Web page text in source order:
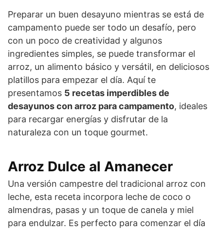
Preparar un buen desayuno mientras se está de
campamento puede ser todo un desafío, pero
con un poco de creatividad y algunos
ingredientes simples, se puede transformar el
arroz, un alimento básico y versátil, en deliciosos
platillos para empezar el día. Aquí te
presentamos 5 recetas imperdibles de
desayunos con arroz para campamento, ideales
para recargar energías y disfrutar de la
naturaleza con un toque gourmet.
Arroz Dulce al Amanecer
Una versión campestre del tradicional arroz con
leche, esta receta incorpora leche de coco o
almendras, pasas y un toque de canela y miel
para endulzar. Es perfecto para comenzar el día